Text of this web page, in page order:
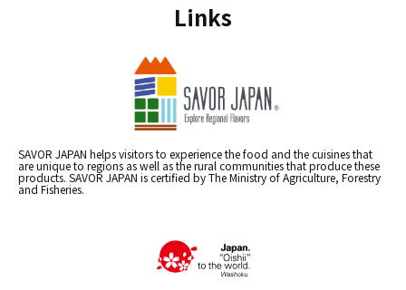
Links
SAVOR JAPAN helps visitors to experience the food and the cuisines that
are unique to regions as well as the rural communities that produce these
products. SAVOR JAPAN is certified by The Ministry of Agriculture, Forestry
and Fisheries.